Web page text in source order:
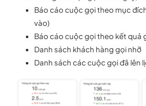
Báo cáo cuộc gọi theo mục
vào)
Báo cáo cuộc gọi theo kết quả
Danh sách khách hàng gọi nhỡ
Danh sách các cuộc gọi đã lên